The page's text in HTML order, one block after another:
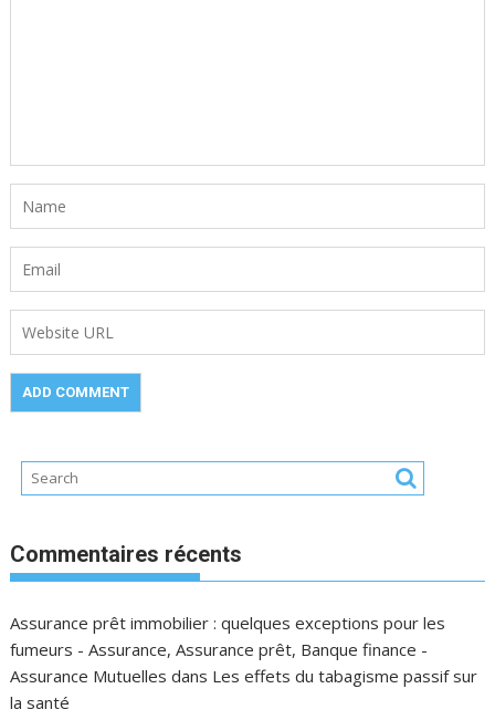
Commentaires récents
Assurance prêt immobilier : quelques exceptions pour les
fumeurs - Assurance, Assurance prêt, Banque finance -
Assurance Mutuelles dans Les effets du tabagisme passif sur
la santé